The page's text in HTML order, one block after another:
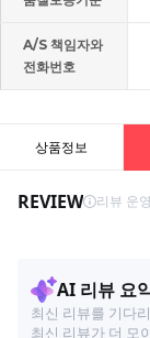
A/S 책임자와
전화번호
상품정보